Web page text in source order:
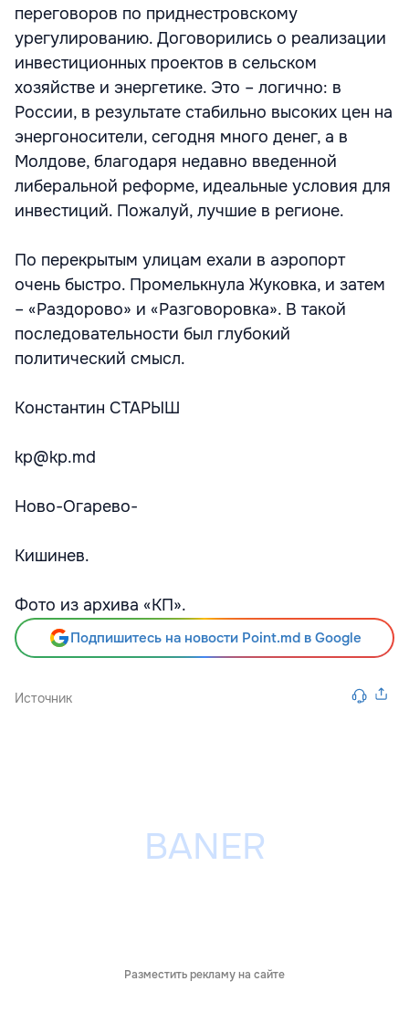
переговоров по приднестровскому
урегулированию. Договорились о реализации
инвестиционных проектов в сельском
хозяйстве и энергетике. Это – логично: в
России, в результате стабильно высоких цен на
энергоносители, сегодня много денег, а в
Молдове, благодаря недавно введенной
либеральной реформе, идеальные условия для
инвестиций. Пожалуй, лучшие в регионе.
По перекрытым улицам ехали в аэропорт
очень быстро. Промелькнула Жуковка, и затем
– «Раздорово» и «Разговоровка». В такой
последовательности был глубокий
политический смысл.
Константин СТАРЫШ
kp@kp.md
Ново-Огарево-
Кишинев.
Фото из архива «КП».
Подпишитесь на новости Point.md в Google
Источник
Разместить рекламу на сайте